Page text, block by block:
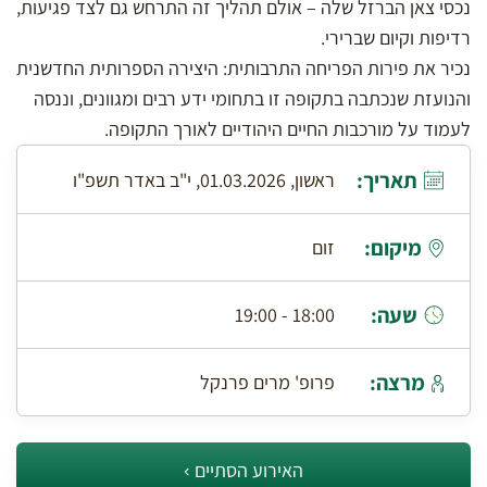
נכסי צאן הברזל שלה – אולם תהליך זה התרחש גם לצד פגיעות,
רדיפות וקיום שברירי.
נכיר את פירות הפריחה התרבותית: היצירה הספרותית החדשנית
והנועזת שנכתבה בתקופה זו בתחומי ידע רבים ומגוונים, וננסה
לעמוד על מורכבות החיים היהודיים לאורך התקופה.
תאריך: ראשון, 01.03.2026, י"ב באדר תשפ"ו
מיקום: זום
שעה: 18:00 - 19:00
מרצה: פרופ' מרים פרנקל
האירוע הסתיים